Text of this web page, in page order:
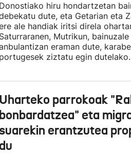
hiru hondartzetan
dute, eta Getarian eta
ale handiak iritsi direla
Mutrikun,
eraman dute,
ziztatu egin dutelako.
parrokoak
eta
erantzutea